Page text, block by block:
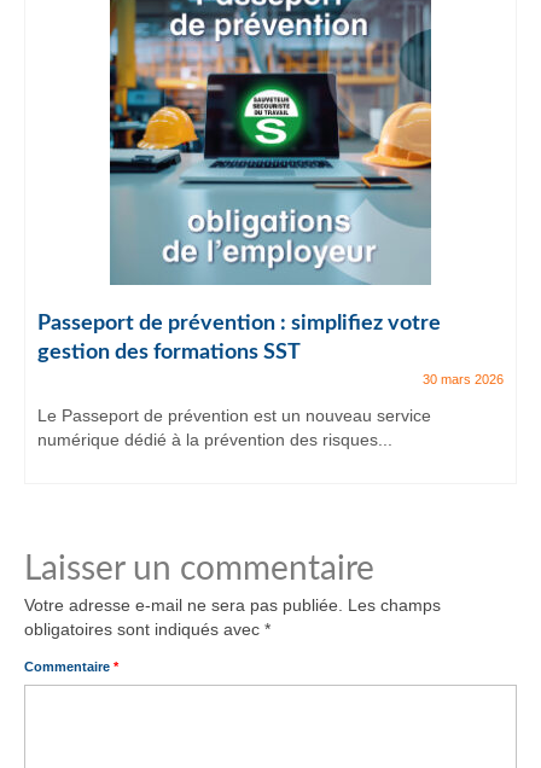
Passeport de prévention : simplifiez votre
gestion des formations SST
30 mars 2026
Le Passeport de prévention est un nouveau service
numérique dédié à la prévention des risques...
Laisser un commentaire
Votre adresse e-mail ne sera pas publiée.
Les champs
obligatoires sont indiqués avec *
Commentaire *